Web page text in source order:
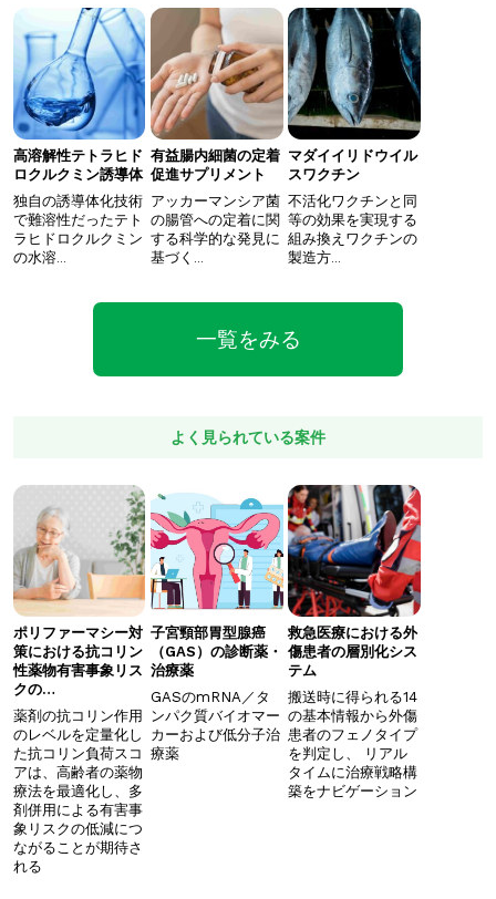
高溶解性テトラヒド
ロクルクミン誘導体
独自の誘導体化技術
で難溶性だったテト
ラヒドロクルクミン
の水溶…
有益腸内細菌の定着
促進サプリメント
アッカーマンシア菌
の腸管への定着に関
する科学的な発見に
基づく…
マダイイリドウイル
スワクチン
不活化ワクチンと同
等の効果を実現する
組み換えワクチンの
製造方…
一覧をみる
よく見られている案件
ポリファーマシー対
策における抗コリン
性薬物有害事象リス
クの…
薬剤の抗コリン作用
のレベルを定量化し
た抗コリン負荷スコ
アは、高齢者の薬物
療法を最適化し、多
剤併用による有害事
象リスクの低減につ
ながることが期待さ
れる
子宮頸部胃型腺癌
（GAS）の診断薬・
治療薬
GASのmRNA／タ
ンパク質バイオマー
カーおよび低分子治
療薬
救急医療における外
傷患者の層別化シス
テム
搬送時に得られる14
の基本情報から外傷
患者のフェノタイプ
を判定し、 ​リアル
タイムに治療戦略構
築をナビゲーション